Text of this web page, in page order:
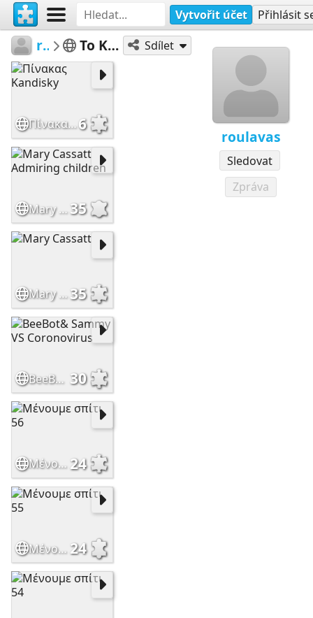
Vytvořit účet Přihlásit
roulavas
Sledovat
Zpráva
roulavas Το Κρυφό Σχολιό Sdílet
Πίνακας Kandisky6
Mary Cassatt Admiring children35
Mary Cassatt35
BeeBot& Sammy VS Coronovirus 30
Μένουμε σπίτι 56 24
Μένουμε σπίτι 55 24